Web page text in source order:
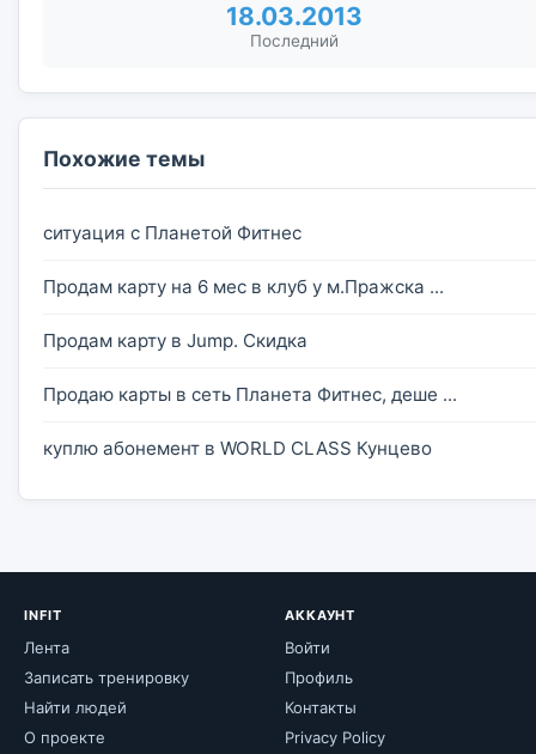
18.03.2013
Последний
Похожие темы
ситуация с Планетой Фитнес
Продам карту на 6 мес в клуб у м.Пражска ...
Продам карту в Jump. Скидка
Продаю карты в сеть Планета Фитнес, деше ...
куплю абонемент в WORLD CLASS Кунцево
INFIT
Лента
Записать тренировку
Найти людей
О проекте
АККАУНТ
Войти
Профиль
Контакты
Privacy Policy